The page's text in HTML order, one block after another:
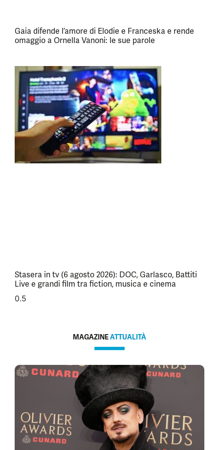
Gaia difende l’amore di Elodie e Franceska e rende
omaggio a Ornella Vanoni: le sue parole
Stasera in tv (6 agosto 2026): DOC, Garlasco, Battiti
Live e grandi film tra fiction, musica e cinema
MAGAZINEATTUALITÀ